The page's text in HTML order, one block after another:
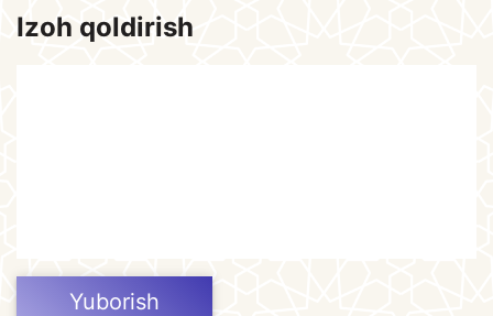
Izoh qoldirish
Yuborish